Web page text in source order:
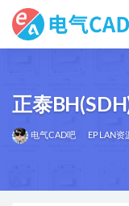
正泰
电气CAD吧 EPLAN资